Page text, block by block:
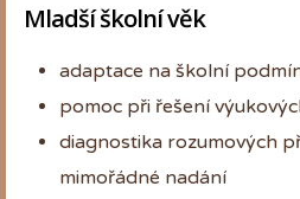
Mladší školní věk
adaptace na školní
pomoc při řešení
diagnostika rozumových
mimořádné nadání